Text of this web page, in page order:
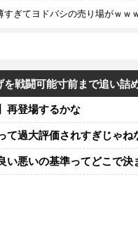
戦闘可能寸前まで追い詰
再登場するかな
て過大評価されすぎじゃね
い悪いの基準ってどこで決